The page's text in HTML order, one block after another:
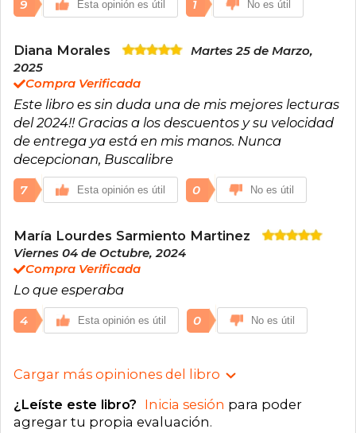
9 Esta opinión es útil 1 No es útil
Diana Morales
Martes 25 de Marzo,
2025
Compra Verificada
Este libro es sin duda una de mis mejores lecturas
del 2024!! Gracias a los descuentos y su velocidad
de entrega ya está en mis manos. Nunca
decepcionan, Buscalibre
7 Esta opinión es útil 0 No es útil
María Lourdes Sarmiento Martinez
Viernes 04 de Octubre, 2024
Compra Verificada
Lo que esperaba
4 Esta opinión es útil 0 No es útil
Cargar más opiniones del libro
¿Leíste este libro? Inicia sesión para poder
agregar tu propia evaluación.